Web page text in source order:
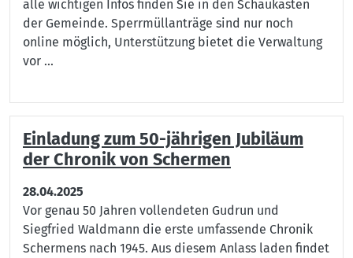
alle wichtigen Infos finden Sie in den Schaukästen
der Gemeinde. Sperrmüllanträge sind nur noch
online möglich, Unterstützung bietet die Verwaltung
vor ...
Einladung zum 50-jährigen Jubiläum
der Chronik von Schermen
28.04.2025
Vor genau 50 Jahren vollendeten Gudrun und
Siegfried Waldmann die erste umfassende Chronik
Schermens nach 1945. Aus diesem Anlass laden findet